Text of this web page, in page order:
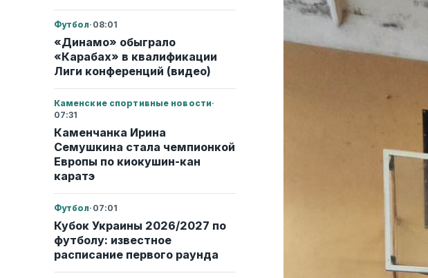
Футбол· 08:01
«Динамо» обыграло
«Карабах» в квалификации
Лиги конференций (видео)
Каменские спортивные новости·
07:31
Каменчанка Ирина
Семушкина стала чемпионкой
Европы по киокушин-кан
каратэ
Футбол· 07:01
Кубок Украины 2026/2027 по
футболу: известное
расписание первого раунда